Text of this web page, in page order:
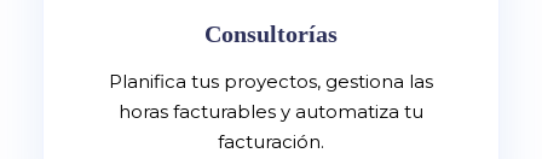
Consultorías
Planifica tus proyectos, gestiona las
horas facturables y automatiza tu
facturación.